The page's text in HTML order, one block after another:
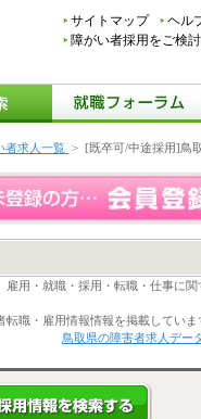
サイトマップ ヘル
障がい者採用をご検
者求人一覧 > [既卒可/中途採用]鳥
用・就職・採用・転職・仕事に関
職・雇用情報情報を掲載していま
鳥取県の障害者求人デー